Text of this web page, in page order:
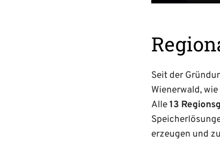
Seit der
Wienerwald,
Alle13
erzeugen und